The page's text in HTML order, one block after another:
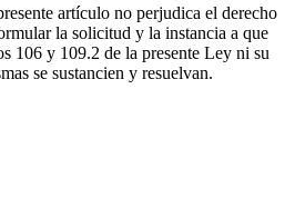
artículo no perjudica el derecho
la solicitud y la instancia a que
106 y 109.2 de la presente Ley ni su
se sustancien y resuelvan.